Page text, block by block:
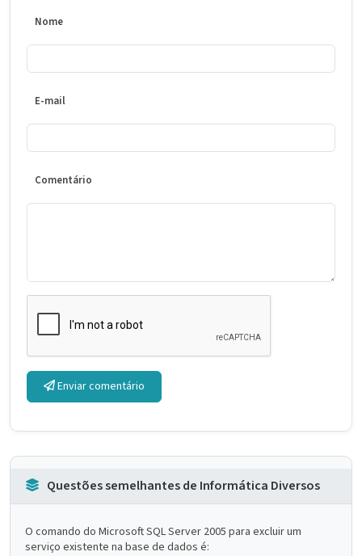
Nome
E-mail
Comentário
Enviar comentário
Questões semelhantes de Informática Diversos
O comando do Microsoft SQL Server 2005 para excluir um
serviço existente na base de dados é: